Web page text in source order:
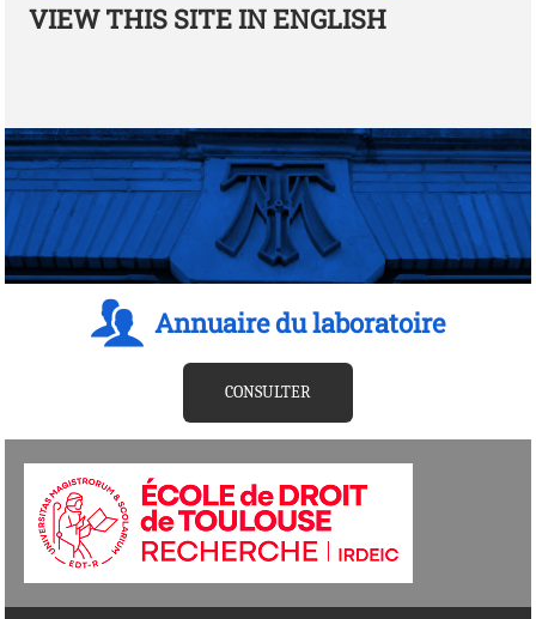
VIEW THIS SITE IN ENGLISH
Annuaire du laboratoire
CONSULTER